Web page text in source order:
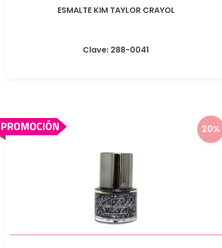
ESMALTE KIM TAYLOR CRAYOL
Clave: 288-0041
20%